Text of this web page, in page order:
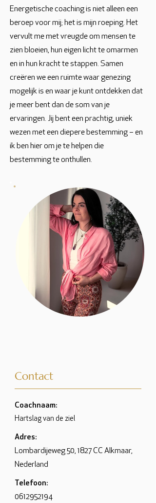
Energetische coaching is niet alleen een
beroep voor mij; het is mijn roeping. Het
vervult me met vreugde om mensen te
zien bloeien, hun eigen licht te omarmen
en in hun kracht te stappen. Samen
creëren we een ruimte waar genezing
mogelijk is en waar je kunt ontdekken dat
je meer bent dan de som van je
ervaringen. Jij bent een prachtig, uniek
wezen met een diepere bestemming – en
ik ben hier om je te helpen die
bestemming te onthullen.
Contact
Coachnaam:
Hartslag van de ziel
Adres:
Lombardijeweg 50, 1827 CC Alkmaar,
Nederland
Telefoon:
0612952194